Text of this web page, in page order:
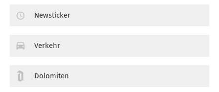
Newsticker
Verkehr
Dolomiten